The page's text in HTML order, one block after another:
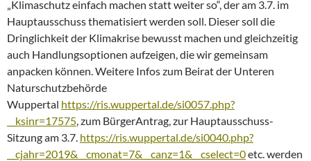
„Klimaschutz einfach machen statt weiter so“, der am 3.7. im
Hauptausschuss thematisiert werden soll. Dieser soll die
Dringlichkeit der Klimakrise bewusst machen und gleichzeitig
auch Handlungsoptionen aufzeigen, die wir gemeinsam
anpacken können. Weitere Infos zum Beirat der Unteren
Naturschutzbehörde
Wuppertal https://ris.wuppertal.de/si0057.php?
__ksinr=17575, zum BürgerAntrag, zur Hauptausschuss-
Sitzung am 3.7. https://ris.wuppertal.de/si0040.php?
__cjahr=2019&__cmonat=7&__canz=1&__cselect=0etc. werden